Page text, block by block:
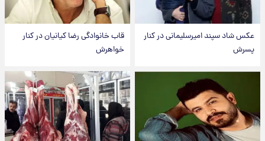
عکس شاد سپند امیرسلیمانی در کنار
پسرش
قاب خانوادگی رضا کیانیان در کنار
خواهرش